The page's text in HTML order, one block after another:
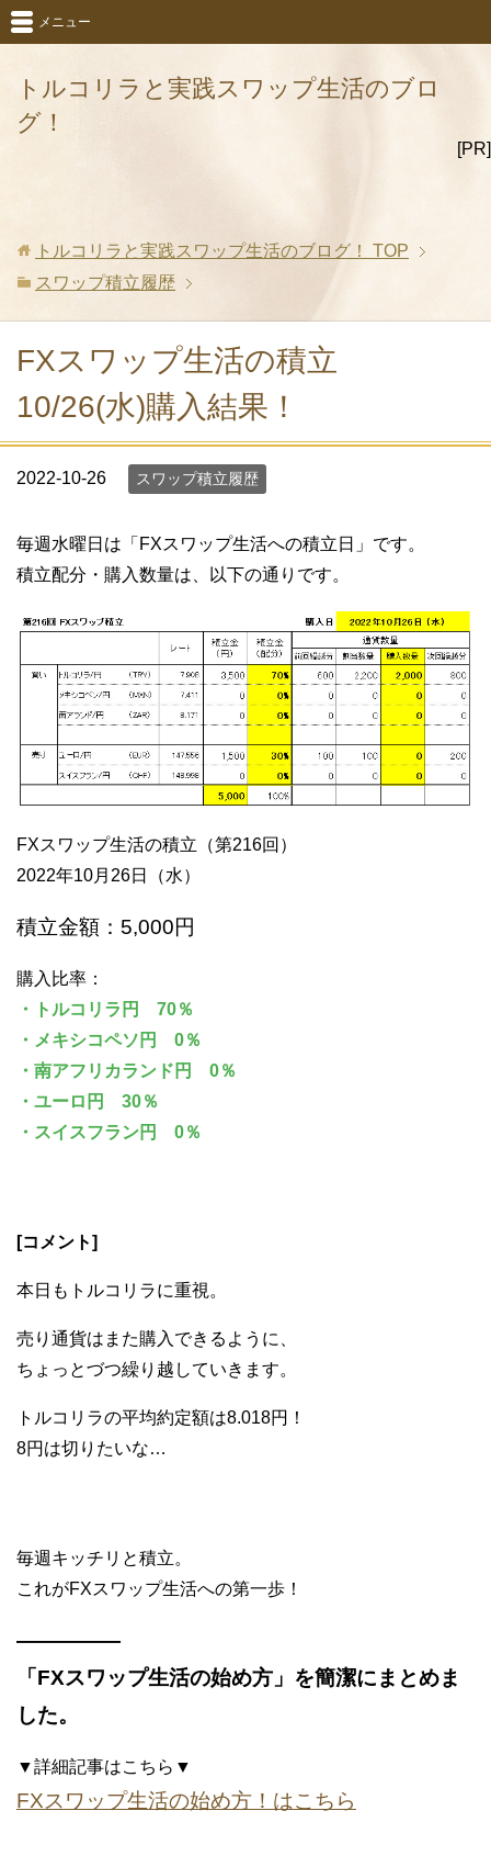
トルコリラと実践スワップ生活のブロ
グ！
[PR]
メニュー
トルコリラと実践スワップ生活のブログ！
TOP
スワップ積立履歴
FXスワップ生活の積立
10/26(水)購入結果！
2022-10-26 スワップ積立履歴
毎週水曜日は「FXスワップ生活への積立日」です。
積立配分・購入数量は、以下の通りです。
FXスワップ生活の積立（第216回）
2022年10月26日（水）
積立金額：5,000円
購入比率：
・トルコリラ円 70％
・メキシコペソ円 0％
・南アフリカランド円 0％
・ユーロ円 30％
・スイスフラン円 0％
[コメント]
本日もトルコリラに重視。
売り通貨はまた購入できるように、
ちょっとづつ繰り越していきます。
トルコリラの平均約定額は8.018円！
8円は切りたいな…
毎週キッチリと積立。
これがFXスワップ生活への第一歩！
—————
「FXスワップ生活の始め方」を簡潔にまとめま
した。
▼詳細記事はこちら▼
FXスワップ生活の始め方！はこちら